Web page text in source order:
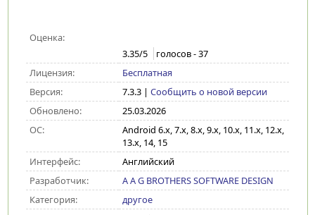
Оценка:
3.35/5 голосов -37
Лицензия:
Бесплатная
Версия:
7.3.3| Сообщить о новой версии
Обновлено:
25.03.2026
ОС:
Android 6.x, 7.x, 8.x, 9.x, 10.x, 11.x, 12.x,
13.x, 14, 15
Интерфейс:
Английский
Разработчик:
A A G BROTHERS SOFTWARE DESIGN
Категория:
другое